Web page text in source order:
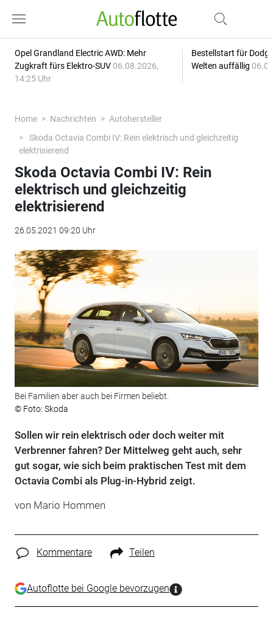
Opel Grandland Electric AWD: Mehr
Zugkraft fürs Elektro-SUV 06.08.2026,
14:25 Uhr
Bestellstart für
Welten auffällig
Home Nachrichten
Autohersteller
Skoda Octavia Combi IV: Rein elektrisch und gleichzeitig
elektrisierend
Skoda Octavia Combi IV: Rein
elektrisch und gleichzeitig
elektrisierend
26.05.2021 09:20 Uhr
Bei Familien aber auch bei Firmen beliebt.
© Foto: Skoda
Sollen wir rein elektrisch oder doch weiter mit
Verbrenner fahren? Der Mittelweg geht auch, sehr
gut sogar, wie sich beim praktischen Test mit dem
Octavia Combi als Plug-in-Hybrid zeigt.
von Mario Hommen
Kommentare Teilen
Autoflotte bei Google bevorzugen